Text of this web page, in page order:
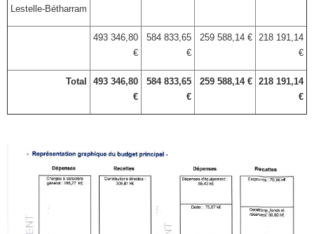
Lestelle-Bétharram
493 346,80
€
584 833,65
€
259 588,14 € 218 191,14
€
Total
493 346,80
€
584 833,65
€
259 588,14 € 218 191,14
€